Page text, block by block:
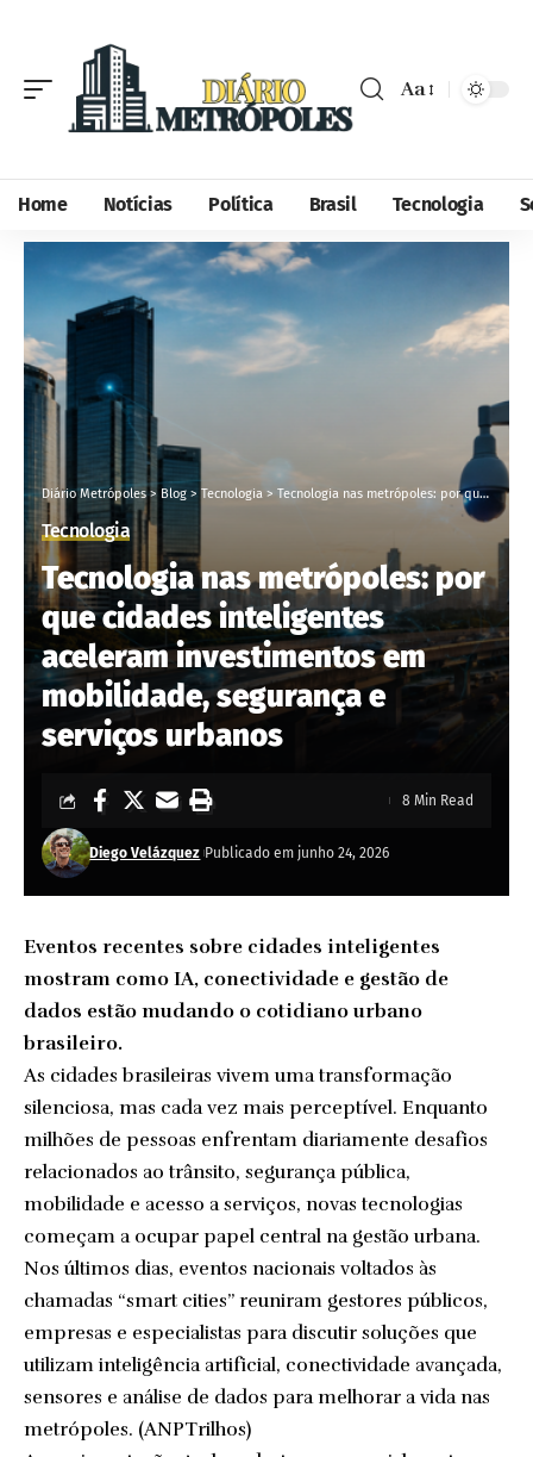
Aa
Home Notícias Política Brasil Tecnologia
Diário Metrópoles> Blog > Tecnologia > Tecnologia nas metrópoles: por que cidades inteligentes aceleram investimentos em mobilidade, segurança e serviços urbanos
Tecnologia
Tecnologia nas metrópoles: por
que cidades inteligentes
aceleram investimentos em
mobilidade, segurança e
serviços urbanos
Diego Velázquez Publicado em junho 24, 2026
8 Min Read
Eventos recentes sobre cidades inteligentes
mostram como IA, conectividade e gestão de
dados estão mudando o cotidiano urbano
brasileiro.
As cidades brasileiras vivem uma transformação
silenciosa, mas cada vez mais perceptível. Enquanto
milhões de pessoas enfrentam diariamente desafios
relacionados ao trânsito, segurança pública,
mobilidade e acesso a serviços, novas tecnologias
começam a ocupar papel central na gestão urbana.
Nos últimos dias, eventos nacionais voltados às
chamadas “smart cities” reuniram gestores públicos,
empresas e especialistas para discutir soluções que
utilizam inteligência artificial, conectividade avançada,
sensores e análise de dados para melhorar a vida nas
metrópoles. (ANPTrilhos)